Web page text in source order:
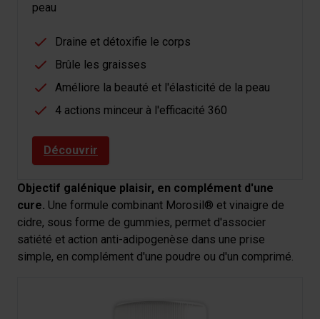
peau
Draine et détoxifie le corps
Brûle les graisses
Améliore la beauté et l'élasticité de la peau
4 actions minceur à l'efficacité 360
Découvrir
Objectif galénique plaisir, en complément d'une
cure. Une formule combinant Morosil® et vinaigre de
cidre, sous forme de gummies, permet d'associer
satiété et action anti-adipogenèse dans une prise
simple, en complément d'une poudre ou d'un comprimé.